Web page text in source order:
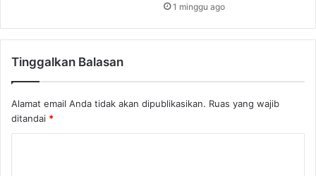
1 minggu ago
Tinggalkan Balasan
Alamat email Anda tidak akan dipublikasikan. Ruas yang wajib
ditandai *